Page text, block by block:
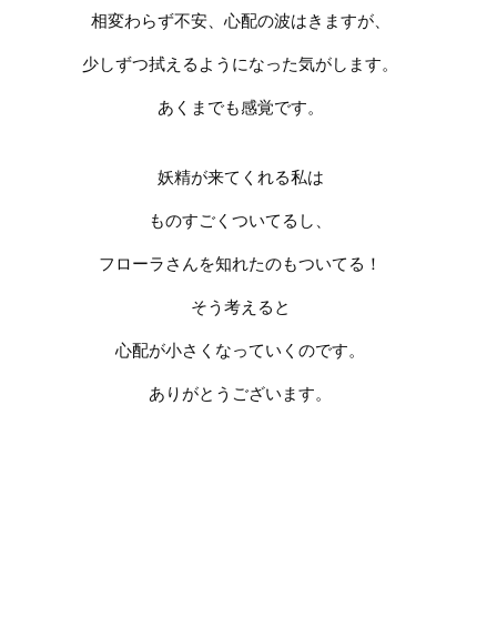
相変わらず不安、心配の波はきますが、
少しずつ拭えるようになった気がします。
あくまでも感覚です。
妖精が来てくれる私は
ものすごくついてるし、
フローラさんを知れたのもついてる！
そう考えると
心配が小さくなっていくのです。
ありがとうございます。